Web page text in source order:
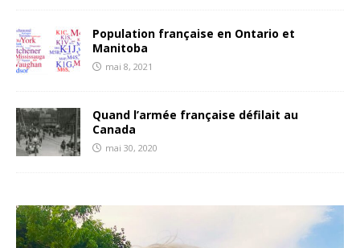
Population française en Ontario et
Manitoba
mai 8, 2021
Quand l’armée française défilait au
Canada
mai 30, 2020